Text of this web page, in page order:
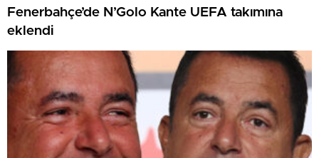
Fenerbahçe’de N’Golo Kante UEFA takımına
eklendi